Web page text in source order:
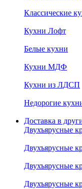
Классические
Кухни Лофт
Белые кухни
Кухни МДФ
Кухни из ЛДСП
Недорогие
Доставка в
Двухъярусные
Двухъярусные
Двухъярусные
Двухъярусные